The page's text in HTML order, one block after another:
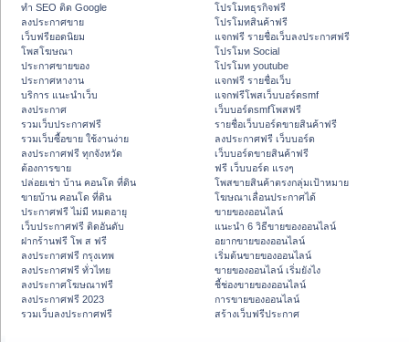
ทำ SEO ติด Google
ลงประกาศขาย
เว็บฟรียอดนิยม
โพสโฆษณา
ประกาศขายของ
ประกาศหางาน
บริการ แนะนำเว็บ
ลงประกาศ
รวมเว็บประกาศฟรี
รวมเว็บซื้อขาย ใช้งานง่าย
ลงประกาศฟรี ทุกจังหวัด
ต้องการขาย
ปล่อยเช่า บ้าน คอนโด ที่ดิน
ขายบ้าน คอนโด ที่ดิน
ประกาศฟรี ไม่มี หมดอายุ
เว็บประกาศฟรี ติดอันดับ
ฝากร้านฟรี โพ ส ฟรี
ลงประกาศฟรี กรุงเทพ
ลงประกาศฟรี ทั่วไทย
ลงประกาศโฆษณาฟรี
ลงประกาศฟรี 2023
รวมเว็บลงประกาศฟรี
โปรโมทธุรกิจฟรี
โปรโมทสินค้าฟรี
แจกฟรี รายชื่อเว็บลงประกาศฟรี
โปรโมท Social
โปรโมท youtube
แจกฟรี รายชื่อเว็บ
แจกฟรีโพสเว็บบอร์ดsmf
เว็บบอร์ดsmfโพสฟรี
รายชื่อเว็บบอร์ดขายสินค้าฟรี
ลงประกาศฟรี เว็บบอร์ด
เว็บบอร์ดขายสินค้าฟรี
ฟรี เว็บบอร์ด แรงๆ
โพสขายสินค้าตรงกลุ่มเป้าหมาย
โฆษณาเลื่อนประกาศได้
ขายของออนไลน์
แนะนำ 6 วิธีขายของออนไลน์
อยากขายของออนไลน์
เริ่มต้นขายของออนไลน์
ขายของออนไลน์ เริ่มยังไง
ชี้ช่องขายของออนไลน์
การขายของออนไลน์
สร้างเว็บฟรีประกาศ